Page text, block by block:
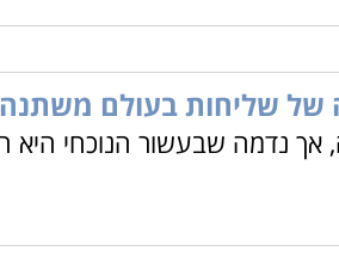
של שליחות בעולם משתנה
נדמה שבעשור הנוכחי היא